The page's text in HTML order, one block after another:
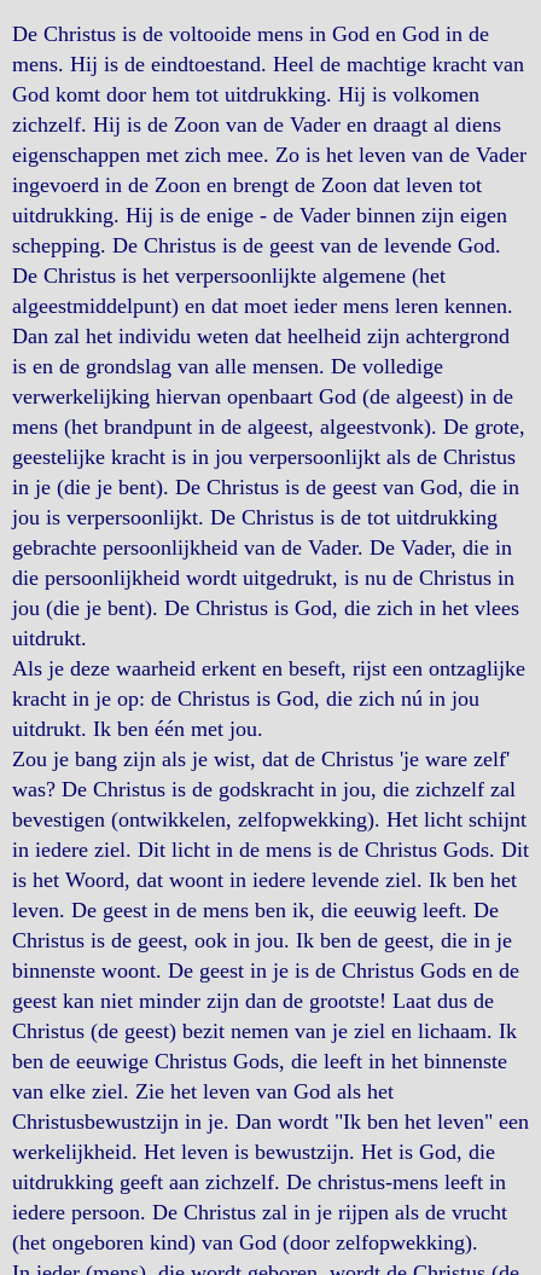
De Christus is de voltooide mens in God en God in de
mens. Hij is de eindtoestand. Heel de machtige kracht van
God komt door hem tot uitdrukking. Hij is volkomen
zichzelf. Hij is de Zoon van de Vader en draagt al diens
eigenschappen met zich mee. Zo is het leven van de Vader
ingevoerd in de Zoon en brengt de Zoon dat leven tot
uitdrukking. Hij is de enige - de Vader binnen zijn eigen
schepping. De Christus is de geest van de levende God.
De Christus is het verpersoonlijkte algemene (het
algeestmiddelpunt) en dat moet ieder mens leren kennen.
Dan zal het individu weten dat heelheid zijn achtergrond
is en de grondslag van alle mensen. De volledige
verwerkelijking hiervan openbaart God (de algeest) in de
mens (het brandpunt in de algeest, algeestvonk). De grote,
geestelijke kracht is in jou verpersoonlijkt als de Christus
in je (die je bent). De Christus is de geest van God, die in
jou is verpersoonlijkt. De Christus is de tot uitdrukking
gebrachte persoonlijkheid van de Vader. De Vader, die in
die persoonlijkheid wordt uitgedrukt, is nu de Christus in
jou (die je bent). De Christus is God, die zich in het vlees
uitdrukt.
Als je deze waarheid erkent en beseft, rijst een ontzaglijke
kracht in je op: de Christus is God, die zich nú in jou
uitdrukt. Ik ben één met jou.
Zou je bang zijn als je wist, dat de Christus 'je ware zelf'
was? De Christus is de godskracht in jou, die zichzelf zal
bevestigen (ontwikkelen, zelfopwekking). Het licht schijnt
in iedere ziel. Dit licht in de mens is de Christus Gods. Dit
is het Woord, dat woont in iedere levende ziel. Ik ben het
leven. De geest in de mens ben ik, die eeuwig leeft. De
Christus is de geest, ook in jou. Ik ben de geest, die in je
binnenste woont. De geest in je is de Christus Gods en de
geest kan niet minder zijn dan de grootste! Laat dus de
Christus (de geest) bezit nemen van je ziel en lichaam. Ik
ben de eeuwige Christus Gods, die leeft in het binnenste
van elke ziel. Zie het leven van God als het
Christusbewustzijn in je. Dan wordt "Ik ben het leven" een
werkelijkheid. Het leven is bewustzijn. Het is God, die
uitdrukking geeft aan zichzelf. De christus-mens leeft in
iedere persoon. De Christus zal in je rijpen als de vrucht
(het ongeboren kind) van God (door zelfopwekking).